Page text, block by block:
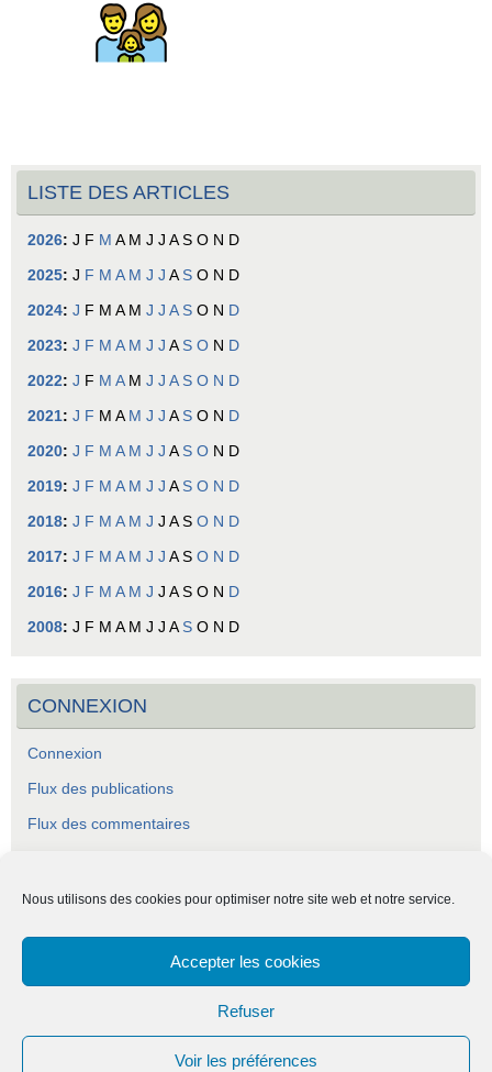
Nous utilisons des cookies pour optimiser notre site web et notre service.
Accepter les cookies
Refuser
Voir les préférences
LISTE DES ARTICLES
2026: J F M A M J J A S O N D
2025: J F M A M J J A S O N D
2024: J F M A M J J A S O N D
2023: J F M A M J J A S O N D
2022: J F M A M J J A S O N D
2021: J F M A M J J A S O N D
2020: J F M A M J J A S O N D
2019: J F M A M J J A S O N D
2018: J F M A M J J A S O N D
2017: J F M A M J J A S O N D
2016: J F M A M J J A S O N D
2008: J F M A M J J A S O N D
CONNEXION
Connexion
Flux des publications
Flux des commentaires